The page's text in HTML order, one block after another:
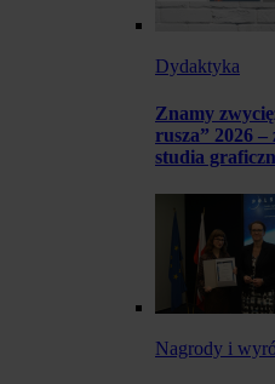
Dydaktyka
Znamy
rusza” 2026 –
studia
Nagrody i